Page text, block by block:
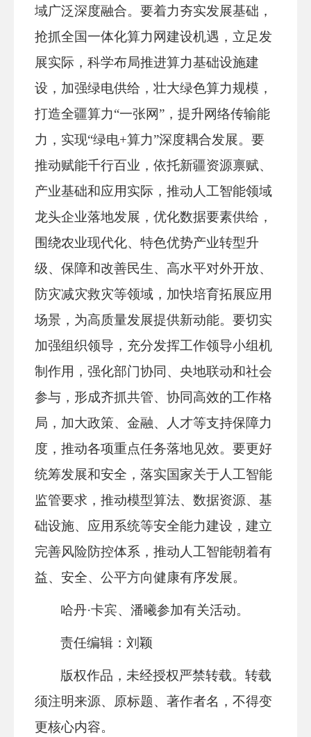
域广泛深度融合。要着力夯实发展基础，
抢抓全国一体化算力网建设机遇，立足发
展实际，科学布局推进算力基础设施建
设，加强绿电供给，壮大绿色算力规模，
打造全疆算力“一张网”，提升网络传输能
力，实现“绿电+算力”深度耦合发展。要
推动赋能千行百业，依托新疆资源禀赋、
产业基础和应用实际，推动人工智能领域
龙头企业落地发展，优化数据要素供给，
围绕农业现代化、特色优势产业转型升
级、保障和改善民生、高水平对外开放、
防灾减灾救灾等领域，加快培育拓展应用
场景，为高质量发展提供新动能。要切实
加强组织领导，充分发挥工作领导小组机
制作用，强化部门协同、央地联动和社会
参与，形成齐抓共管、协同高效的工作格
局，加大政策、金融、人才等支持保障力
度，推动各项重点任务落地见效。要更好
统筹发展和安全，落实国家关于人工智能
监管要求，推动模型算法、数据资源、基
础设施、应用系统等安全能力建设，建立
完善风险防控体系 ，推动人工智能朝着有
益、安全、公平方向健康有序发展。
哈丹·卡宾、潘曦参加有关活动。
责任编辑：刘颖
版权作品，未经授权严禁转载。转载
须注明来源、原标题、著作者名，不得变
更核心内容。